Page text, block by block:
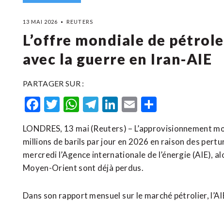
13 MAI 2026 REUTERS
L’offre mondiale de
avec la guerre en Iran-AIE
PARTAGER SUR :
Facebook
Twitter
WhatsApp
Telegram
LinkedIn
Email
LONDRES, 13 mai (Reuters) – L’approvisionnement
millions de barils ​par ‌jour en ​2026 ⁠en raison des
mercredi l’Agence internationale ​de l’énergie (AIE),
Moyen-Orient sont déjà ⁠perdus.
Dans son rapport mensuel ⁠sur le marché pétrolier,